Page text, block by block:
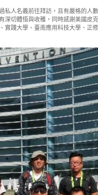
人名義前往拜訪，且有嚴格的人
切體悟與收穫，同時感謝美國皮
踐大學、臺南應用科技大學、正